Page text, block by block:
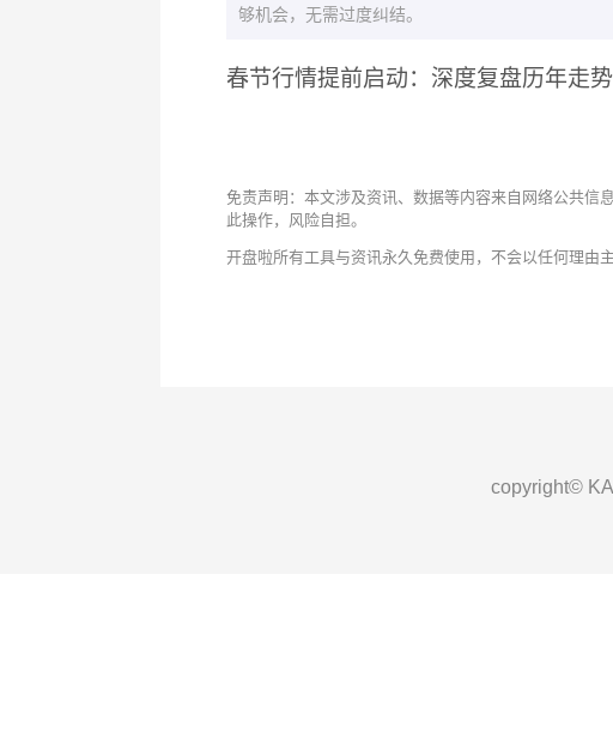
够机会，无需过度纠结。
春节行情提前启动：深度复盘历年走势
免责声明：本文涉及资讯、数据等内容来自网络公共信
此操作，风险自担。
开盘啦所有工具与资讯永久免费使用，不会以任何理由
copyright©